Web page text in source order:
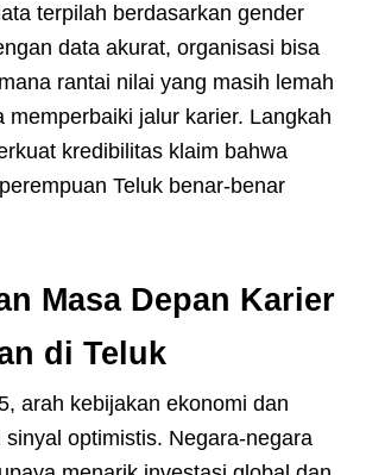
terpilah berdasarkan gender
data akurat, organisasi bisa
rantai nilai yang masih lemah
memperbaiki jalur karier. Langkah
kredibilitas klaim bahwa
Teluk benar-benar
Masa Depan Karier
di Teluk
arah kebijakan ekonomi dan
optimistis. Negara-negara